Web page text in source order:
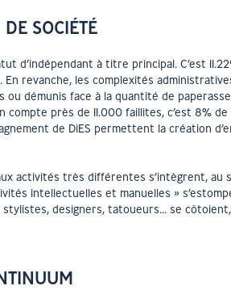
SOCIÉTÉ
d’indépendant à titre principal. C’est
En revanche, les complexités
démunis face à la quantité de
près de 11.000 faillites, c’est 8% de
de DiES permettent la création
activités très différentes s’intègrent, au
intellectuelles et manuelles »
designers, tatoueurs… se